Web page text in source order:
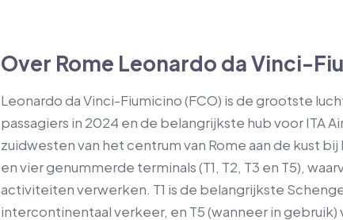
Over Rome Leonardo da Vinci-
Leonardo da Vinci-Fiumicino (FCO) is de grootste
passagiers in 2024 en de belangrijkste hub voor ITA
zuidwesten van het centrum van Rome aan de kust
en vier genummerde terminals (T1, T2, T3 en T5),
activiteiten verwerken. T1 is de belangrijkste
intercontinentaal verkeer, en T5 (wanneer in